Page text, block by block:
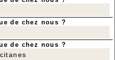
de chez nous ?
de chez nous ?